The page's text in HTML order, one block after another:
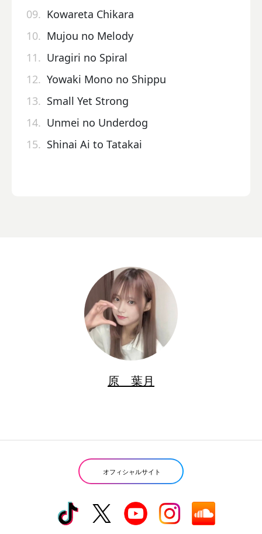
09. Kowareta Chikara
10. Mujou no Melody
11. Uragiri no Spiral
12. Yowaki Mono no Shippu
13. Small Yet Strong
14. Unmei no Underdog
15. Shinai Ai to Tatakai
原 葉月
オフィシャルサイト